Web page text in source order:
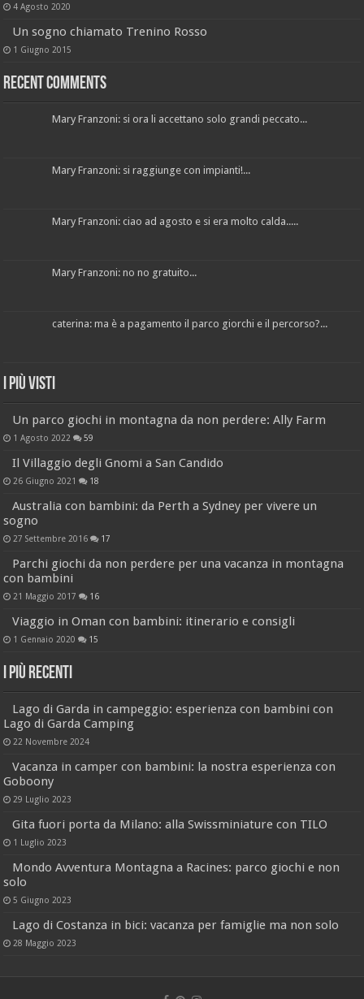
4 Agosto 2020
Un sogno chiamato Trenino Rosso
1 Giugno 2015
Recent Comments
Mary Franzoni: si ora li accettano solo grandi peccato...
Mary Franzoni: si raggiunge con impianti!...
Mary Franzoni: ciao ad agosto e si era molto calda.....
Mary Franzoni: no no gratuito...
caterina: ma è a pagamento il parco giorchi e il percorso?...
I più visti
Un parco giochi in montagna da non perdere: Ally Farm
1 Agosto 2022 59
Il Villaggio degli Gnomi a San Candido
26 Giugno 2021 18
Australia con bambini: da Perth a Sydney per vivere un
sogno
27 Settembre 2016 17
Parchi giochi da non perdere per una vacanza in montagna
con bambini
21 Maggio 2017 16
Viaggio in Oman con bambini: itinerario e consigli
1 Gennaio 2020 15
I più recenti
Lago di Garda in campeggio: esperienza con bambini con
Lago di Garda Camping
22 Novembre 2024
Vacanza in camper con bambini: la nostra esperienza con
Goboony
29 Luglio 2023
Gita fuori porta da Milano: alla Swissminiature con TILO
1 Luglio 2023
Mondo Avventura Montagna a Racines: parco giochi e non
solo
5 Giugno 2023
Lago di Costanza in bici: vacanza per famiglie ma non solo
28 Maggio 2023